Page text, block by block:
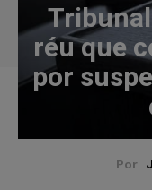
réu que
por
Por